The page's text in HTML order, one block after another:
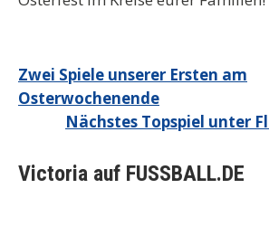
Beitragsnavigation
Zwei Spiele unserer Ersten am
Osterwochenende
Nächstes Topspiel unter
Victoria auf FUSSBALL.DE